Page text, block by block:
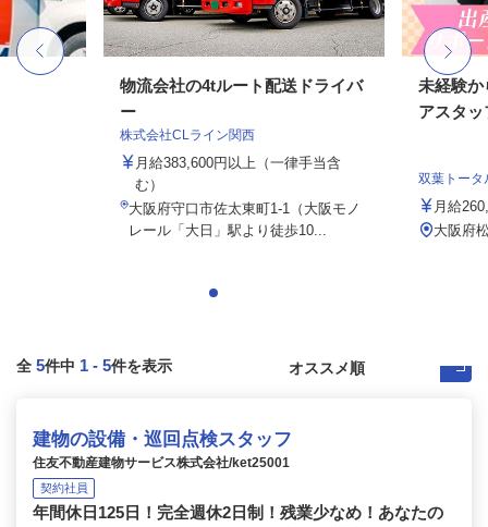
物流会社の4tルート配送ドライバ
ー
株式会社CLライン関西
月給383,600円以上（一律手当含
む）
大阪府守口市佐太東町1-1（大阪モノ
レール「大日」駅より徒歩10...
未経験か
アスタッ
双葉トータ
月給
大阪府
全 5件中 1 - 5件を表示
建物の設備・巡回点検スタッフ
住友不動産建物サービス株式会社/ket25001
契約社員
年間休日125日！完全週休2日制！残業少なめ！あなたの